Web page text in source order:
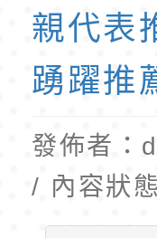
班教
梯特
公告(
親代表
踴躍推
發佈者：
/ 內容狀